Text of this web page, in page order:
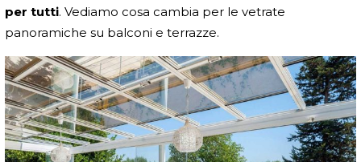
per tutti. Vediamo cosa cambia per le vetrate
panoramiche su balconi e terrazze.